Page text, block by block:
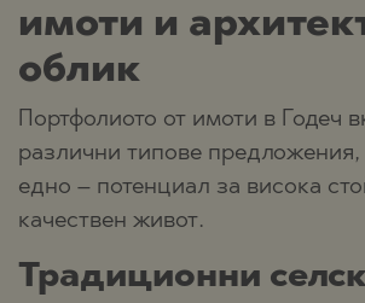
имоти и
облик
Портфолиото от имоти в Годеч
различни типове
едно – потенциал за висока
качествен живот.
Традиционни